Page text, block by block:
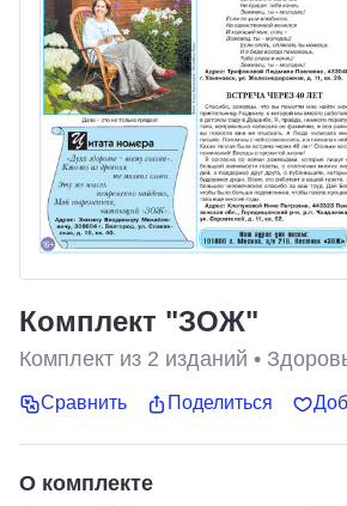
Комплект "ЗОЖ"
Комплект из 2 изданий •
Сравнить Поделиться
О комплекте